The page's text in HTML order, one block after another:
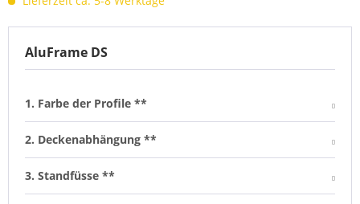
AluFrame DS
1. Farbe der Profile **
2. Deckenabhängung **
3. Standfüsse **